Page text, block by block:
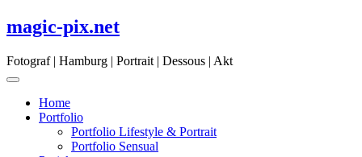
Skip
to
magic-pix.net
Fotograf | Hamburg | Portrait | Dessous | Akt
Home
Portfolio
Portfolio Lifestyle & Portrait
Portfolio Sensual